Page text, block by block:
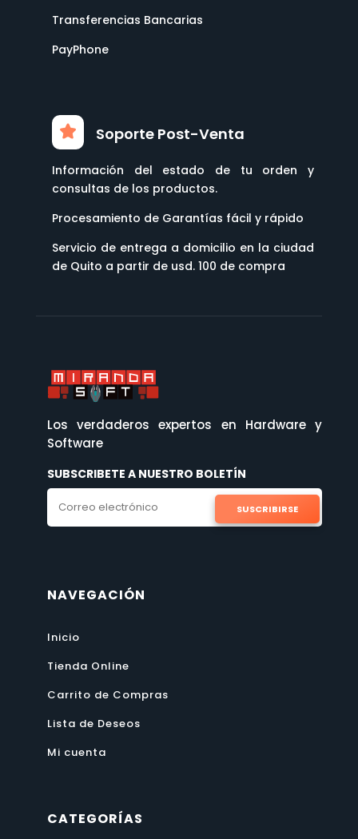
Transferencias Bancarias
PayPhone
Soporte Post-Venta
Información del estado de tu orden y
consultas de los productos.
Procesamiento de Garantías fácil y rápido
Servicio de entrega a domicilio en la ciudad
de Quito a partir de usd. 100 de compra
Los verdaderos expertos en Hardware y
Software
SUBSCRIBETE A NUESTRO BOLETÍN
SUSCRIBIRSE
NAVEGACIÓN
Inicio
Tienda Online
Carrito de Compras
Lista de Deseos
Mi cuenta
CATEGORÍAS